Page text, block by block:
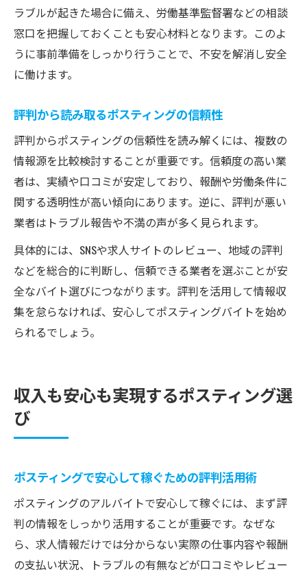
ラブルが起きた場合に備え、労働基準監督署などの相談
窓口を把握しておくことも安心材料となります。このよ
うに事前準備をしっかり行うことで、不安を解消し安全
に働けます。
評判から読み取るポスティングの信頼性
評判からポスティングの信頼性を読み解くには、複数の
情報源を比較検討することが重要です。信頼度の高い業
者は、実績や口コミが安定しており、報酬や労働条件に
関する透明性が高い傾向にあります。逆に、評判が悪い
業者はトラブル報告や不満の声が多く見られます。
具体的には、SNSや求人サイトのレビュー、地域の評判
などを総合的に判断し、信頼できる業者を選ぶことが安
全なバイト選びにつながります。評判を活用して情報収
集を怠らなければ、安心してポスティングバイトを始め
られるでしょう。
収入も安心も実現するポスティング選
び
ポスティングで安心して稼ぐための評判活用術
ポスティングのアルバイトで安心して稼ぐには、まず評
判の情報をしっかり活用することが重要です。なぜな
ら、求人情報だけでは分からない実際の仕事内容や報酬
の支払い状況、トラブルの有無などが口コミやレビュー